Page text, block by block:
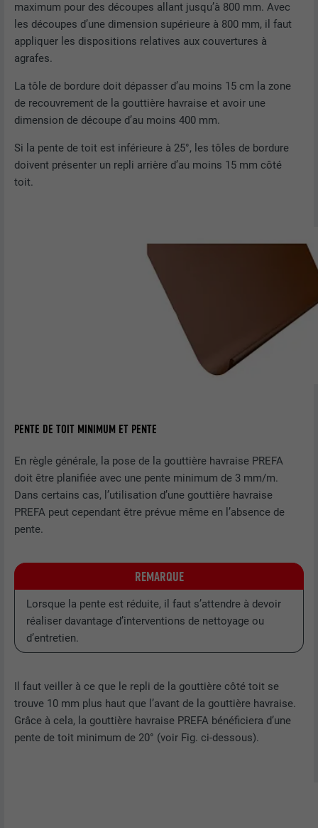
maximum pour des découpes allant jusqu’à 800 mm. Avec
les découpes d’une dimension supérieure à 800 mm, il faut
appliquer les dispositions relatives aux couvertures à
agrafes.
La tôle de bordure doit dépasser d’au moins 15 cm la zone
de recouvrement de la gouttière havraise et avoir une
dimension de découpe d’au moins 400 mm.
Si la pente de toit est inférieure à 25°, les tôles de bordure
doivent présenter un repli arrière d’au moins 15 mm côté
toit.
PENTE DE TOIT MINIMUM ET PENTE
En règle générale, la pose de la gouttière havraise PREFA
doit être planifiée avec une pente minimum de 3 mm/m.
Dans certains cas, l’utilisation d’une gouttière havraise
PREFA peut cependant être prévue même en l’absence de
pente.
REMARQUE
Lorsque la pente est réduite, il faut s’attendre à devoir
réaliser davantage d’interventions de nettoyage ou
d’entretien.
Il faut veiller à ce que le repli de la gouttière côté toit se
trouve 10 mm plus haut que l’avant de la gouttière havraise.
Grâce à cela, la gouttière havraise PREFA bénéficiera d’une
pente de toit minimum de 20° (voir Fig. ci-dessous).